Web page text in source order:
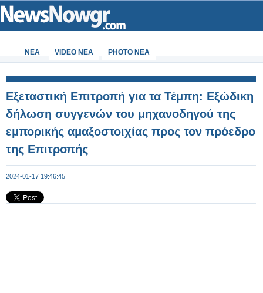
ΝΕΑ VIDEO NEA PHOTO NEA
Εξεταστική Επιτροπή για τα Τέμπη: Εξώδικη
δήλωση συγγενών του μηχανοδηγού της
εμπορικής αμαξοστοιχίας προς τον πρόεδρο
της Επιτροπής
2024-01-17 19:46:45